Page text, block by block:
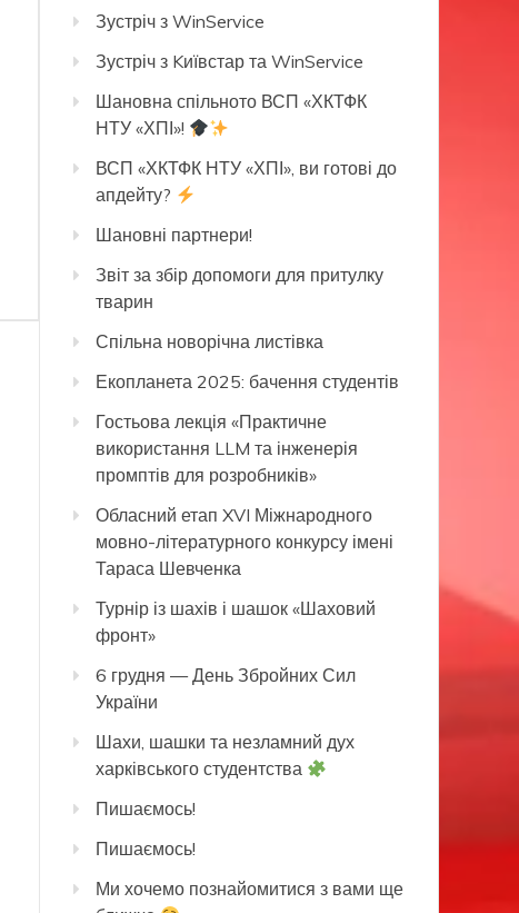
Зустріч з WinService
Зустріч з Kиївстар та WinService
Шановна спільното ВСП «ХКТФК
НТУ «ХПІ»!
ВСП «ХКТФК НТУ «ХПІ», ви готові до
апдейту?
Шановні партнери!
Звіт за збір допомоги для притулку
тварин
Спільна новорічна листівка
Екопланета 2025: бачення студентів
Гостьова лекція «Практичне
використання LLM та інженерія
промптів для розробників»
Обласний етап XVI Міжнародного
мовно-літературного конкурсу імені
Тараса Шевченка
Турнір із шахів і шашок «Шаховий
фронт»
6 грудня — День Збройних Сил
України
Шахи, шашки та незламний дух
харківського студентства
Пишаємось!
Пишаємось!
Ми хочемо познайомитися з вами ще